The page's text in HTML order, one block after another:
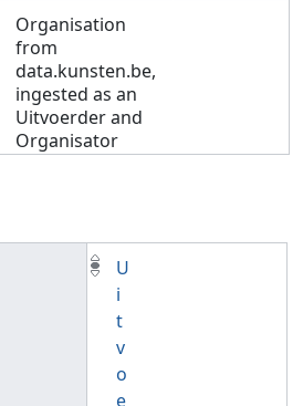
Organisation
from
data.kunsten.be,
ingested as an
Uitvoerder and
Organisator
U
i
t
v
o
e